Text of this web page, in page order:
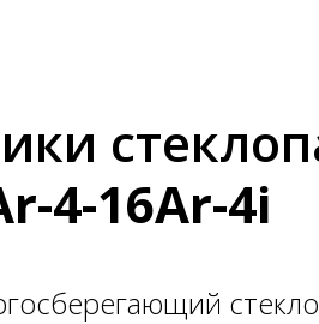
4-16Ar-4i